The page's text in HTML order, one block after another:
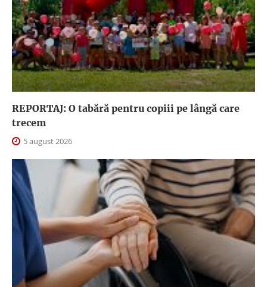
REPORTAJ: O tabără pentru copiii pe lângă care
trecem
5 august 2026